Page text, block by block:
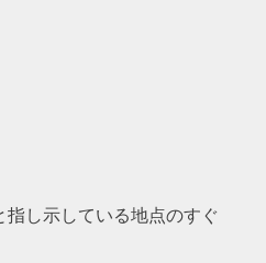
し示している地点のすぐ